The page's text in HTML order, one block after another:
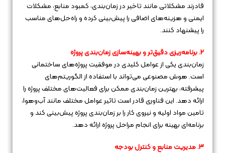
قادرند مشکلاتی مانند تاخیر در زمان‌بندی، کمبود منابع، مشکلات
ایمنی و هزینه‌های اضافی را پیش‌بینی کرده و راه‌حل‌های مناسب
را پیشنهاد کنند.
2. برنامه‌ریزی دقیق‌تر و بهینه‌سازی زمان‌بندی پروژه
زمان‌بندی یکی از عوامل کلیدی در موفقیت پروژه‌های ساختمانی
است. هوش مصنوعی می‌تواند با استفاده از الگوریتم‌های
پیشرفته، بهترین زمان‌بندی ممکن برای فعالیت‌های مختلف پروژه را
ارائه دهد. این فناوری قادر است تاثیر عوامل مختلف مانند آب‌وهوا،
تامین مواد اولیه و نیروی کار را بر زمان‌بندی پروژه پیش‌بینی کند و
برنامه‌ای بهینه برای انجام مراحل پروژه ارائه دهد.
3. مدیریت منابع و کنترل بودجه